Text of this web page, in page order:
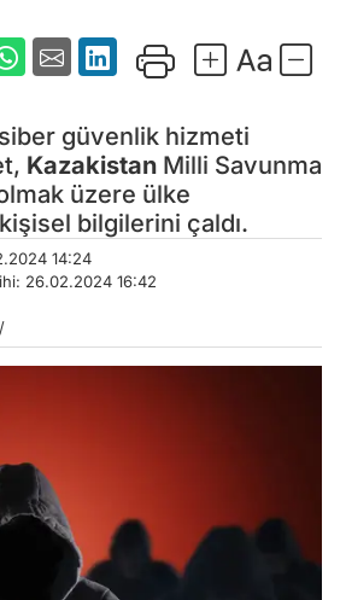
güvenlik hizmeti
Kazakistan Milli Savunma
üzere ülke
bilgilerini çaldı.
14:24
26.02.2024 16:42